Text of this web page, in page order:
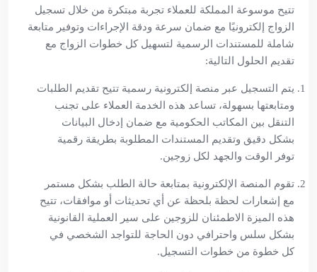
تتيح موسوعة المملكة للعملاء تجربة مبتكرة من خلال تسجيل
الزواج إلكترونيًا مع ضمان سرعة ودقة الإجراءات وتوفير متابعة
شاملة للمستندات الرسمية لتسهيل كل خطوات الزواج مع
تقديم الحلول التالية:
يتم التسجيل عبر منصة إلكترونية رسمية تتيح تقديم الطلبات
ومتابعتها بسهولة، تساعد هذه الخدمة العملاء على تجنب
التنقل بين المكاتب الحكومية مع ضمان إدخال البيانات
بشكل دقيق وتقديم المستندات المطلوبة بطريقة رقمية
توفر الوقت والجهد لكل زوجين.
تقوم المنصة الإلكترونية بمتابعة حالة الطلب بشكل مستمر
مع إشعارات لحظة بلحظة عن أي تحديثات أو موافقات، تتيح
هذه الميزة الاطمئنان للزوجين على سير العملية القانونية
بشكل سلس واحترافي دون الحاجة للتواجد الشخصي في
كل خطوة من خطوات التسجيل.